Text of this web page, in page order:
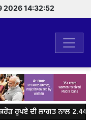
2026 14:32:52
ਰੁਪਏ ਦੀ ਲਾਗਤ ਨਾਲ